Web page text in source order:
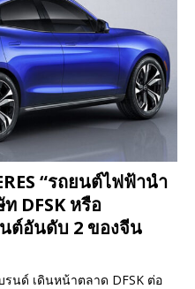
“รถยนต์ไฟฟ้านำ
DFSK หรือ
ต์อันดับ 2 ของจีน
นด์ เดินหน้าตลาด DFSK ต่อ